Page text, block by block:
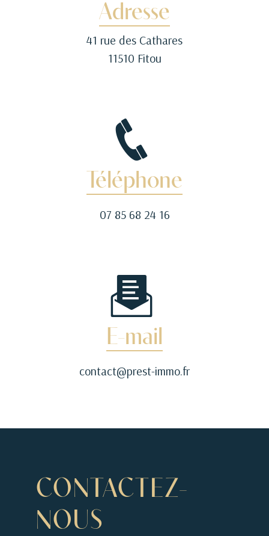
Adresse
41 rue des Cathares
11510 Fitou
Téléphone
07 85 68 24 16
E-mail
contact@prest-immo.fr
CONTACTEZ-
NOUS